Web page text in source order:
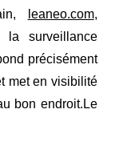
leaneo.com,
la surveillance
précisément
met en visibilité
bon endroit.Le